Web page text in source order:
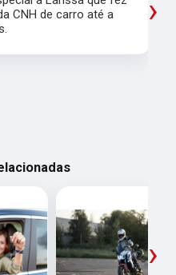
CNH de carro até a
›
›